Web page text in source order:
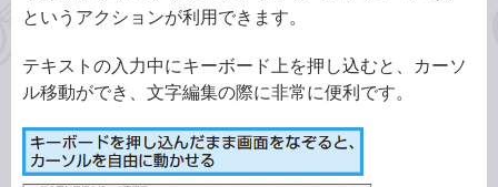
というアクションが利用できます。
テキストの入力中にキーボード上を押し込むと、カーソ
ル移動ができ、文字編集の際に非常に便利です。